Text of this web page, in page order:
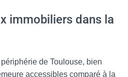
immobiliers dans la
de Toulouse, bien
accessibles comparé à la